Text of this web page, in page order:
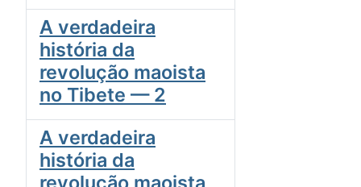
A verdadeira
história da
revolução maoista
no Tibete — 2
A verdadeira
história da